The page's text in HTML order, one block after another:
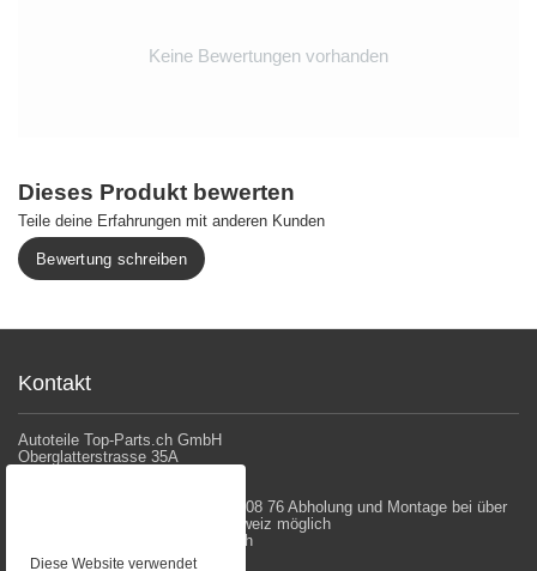
Keine Bewertungen vorhanden
Dieses Produkt bewerten
Teile deine Erfahrungen mit anderen Kunden
Bewertung schreiben
Kontakt
Autoteile Top-Parts.ch GmbH
Oberglatterstrasse 35A
044 586 20 43 / 076 523 08 76 Abholung und Montage bei über
500 Vertriebspartnern in der Schweiz möglich
bestellungen@top-parts.ch
Diese Website verwendet